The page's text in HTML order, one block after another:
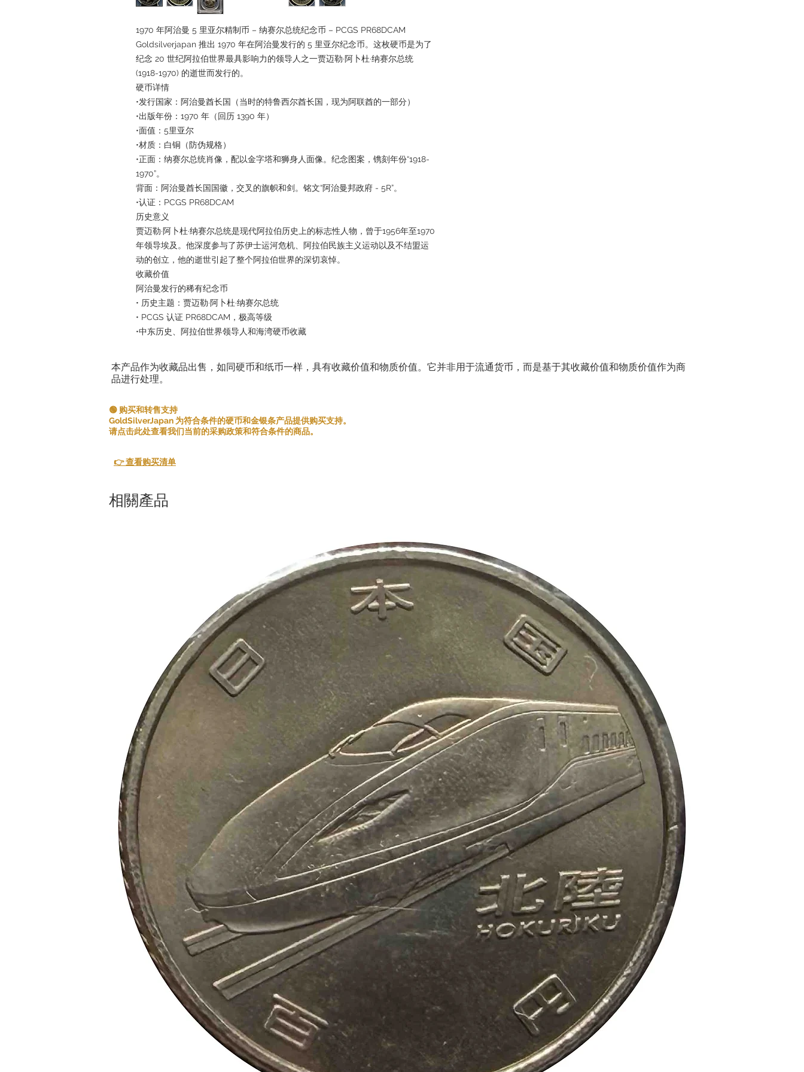
1970 年阿治曼 5 里亚尔精制币 – 纳赛尔总统纪念币 – PCGS PR68DCAM
Goldsilverjapan 推出 1970 年在阿治曼发行的 5 里亚尔纪念币。这枚硬币是为了
纪念 20 世纪阿拉伯世界最具影响力的领导人之一贾迈勒·阿卜杜·纳赛尔总统
(1918-1970) 的逝世而发行的。
硬币详情
•发行国家：阿治曼酋长国（当时的特鲁西尔酋长国，现为阿联酋的一部分）
•出版年份：1970 年（回历 1390 年）
•面值：5里亚尔
•材质：白铜（防伪规格）
•正面：纳赛尔总统肖像，配以金字塔和狮身人面像。纪念图案，镌刻年份“1918-
1970”。
背面：阿治曼酋长国国徽，交叉的旗帜和剑。铭文“阿治曼邦政府 - 5R”。
•认证：PCGS PR68DCAM
历史意义
贾迈勒·阿卜杜·纳赛尔总统是现代阿拉伯历史上的标志性人物，曾于1956年至1970
年领导埃及。他深度参与了苏伊士运河危机、阿拉伯民族主义运动以及不结盟运
动的创立，他的逝世引起了整个阿拉伯世界的深切哀悼。
收藏价值
阿治曼发行的稀有纪念币
• 历史主题：贾迈勒·阿卜杜·纳赛尔总统
• PCGS 认证 PR68DCAM，极高等级
•中东历史、阿拉伯世界领导人和海湾硬币收藏
本产品作为收藏品出售，如同硬币和纸币一样，具有收藏价值和物质价值。它并非用于流通货币，而是基于其收藏价值和物质价值作为商
品进行处理。
🟢 购买和转售支持
GoldSilverJapan 为符合条件的硬币和金银条产品提供购买支持。
请点击此处查看我们当前的采购政策和符合条件的商品。
👉 查看购买清单
相關產品